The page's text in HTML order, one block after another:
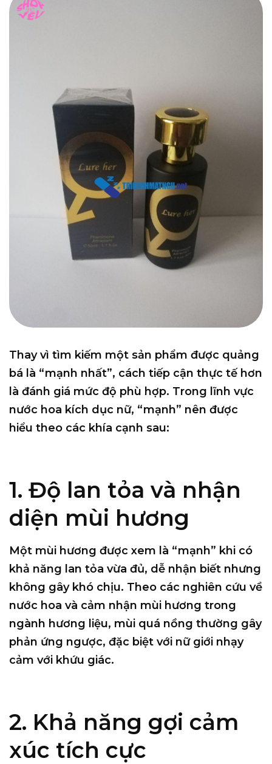
Thay vì tìm kiếm một sản phẩm được quảng
bá là “mạnh nhất”, cách tiếp cận thực tế hơn
là đánh giá mức độ phù hợp. Trong lĩnh vực
nước hoa kích dục nữ, “mạnh” nên được
hiểu theo các khía cạnh sau:
1. Độ lan tỏa và nhận
diện mùi hương
Một mùi hương được xem là “mạnh” khi có
khả năng lan tỏa vừa đủ, dễ nhận biết nhưng
không gây khó chịu. Theo các nghiên cứu về
nước hoa và cảm nhận mùi hương trong
ngành hương liệu, mùi quá nồng thường gây
phản ứng ngược, đặc biệt với nữ giới nhạy
cảm với khứu giác.
2. Khả năng gợi cảm
xúc tích cực